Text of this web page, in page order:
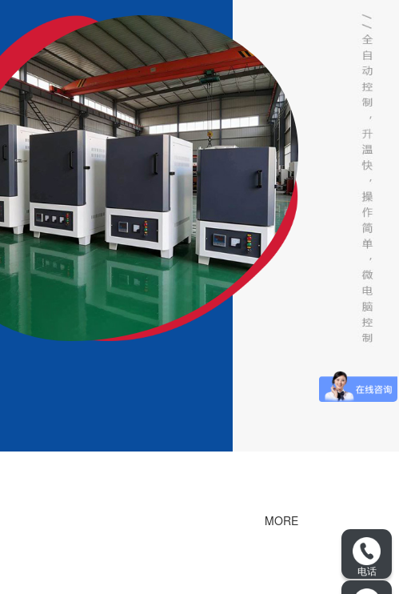
，升温快，节能
FULLY AUTOMATIC CONTROL, FAST TEMPERATURE RISE,
、降温，温控精度和恒温精度高，炉体温度接近室温等优
MORE